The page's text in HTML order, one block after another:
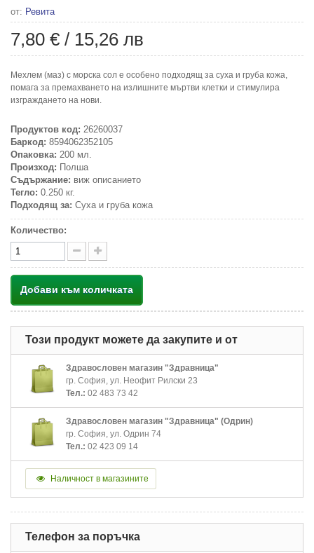
от: Ревита
7,80 € / 15,26 лв
Мехлем (маз) с морска сол е особено подходящ за суха и груба кожа,
помага за премахването на излишните мъртви клетки и стимулира
изграждането на нови.
Продуктов код: 26260037
Баркод: 8594062352105
Опаковка: 200 мл.
Произход: Полша
Съдържание: виж описанието
Тегло: 0.250 кг.
Подходящ за: Суха и груба кожа
Количество:
Добави към количката
Този продукт можете да закупите и от
Здравословен магазин "Здравница"
гр. София, ул. Неофит Рилски 23
Тел.: 02 483 73 42
Здравословен магазин "Здравница" (Одрин)
гр. София, ул. Одрин 74
Тел.: 02 423 09 14
Наличност в магазините
Телефон за поръчка